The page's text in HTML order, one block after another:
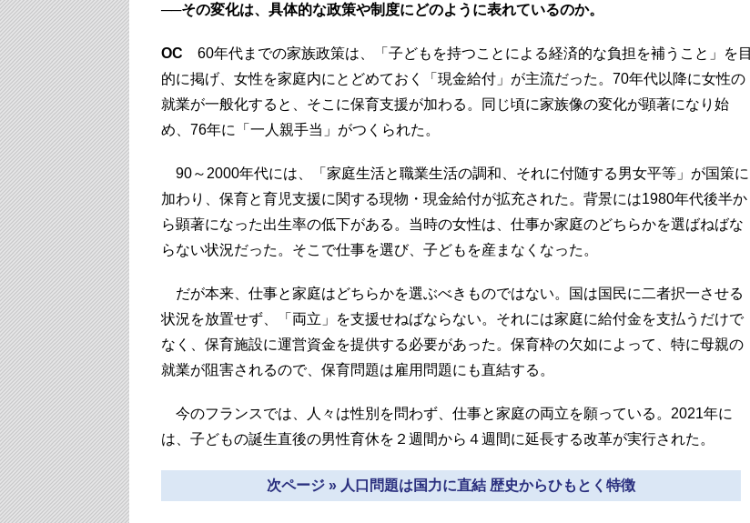
──その変化は、具体的な政策や制度にどのように表れているのか。
OC 60年代までの家族政策は、「子どもを持つことによる経済的な負担を補うこと」を目
的に掲げ、女性を家庭内にとどめておく「現金給付」が主流だった。70年代以降に女性の
就業が一般化すると、そこに保育支援が加わる。同じ頃に家族像の変化が顕著になり始
め、76年に「一人親手当」がつくられた。
90～2000年代には、「家庭生活と職業生活の調和、それに付随する男女平等」が国策に
加わり、保育と育児支援に関する現物・現金給付が拡充された。背景には1980年代後半か
ら顕著になった出生率の低下がある。当時の女性は、仕事か家庭のどちらかを選ばねばな
らない状況だった。そこで仕事を選び、子どもを産まなくなった。
だが本来、仕事と家庭はどちらかを選ぶべきものではない。国は国民に二者択一させる
状況を放置せず、「両立」を支援せねばならない。それには家庭に給付金を支払うだけで
なく、保育施設に運営資金を提供する必要があった。保育枠の欠如によって、特に母親の
就業が阻害されるので、保育問題は雇用問題にも直結する。
今のフランスでは、人々は性別を問わず、仕事と家庭の両立を願っている。2021年に
は、子どもの誕生直後の男性育休を２週間から４週間に延長する改革が実行された。
次ページ » 人口問題は国力に直結 歴史からひもとく特徴